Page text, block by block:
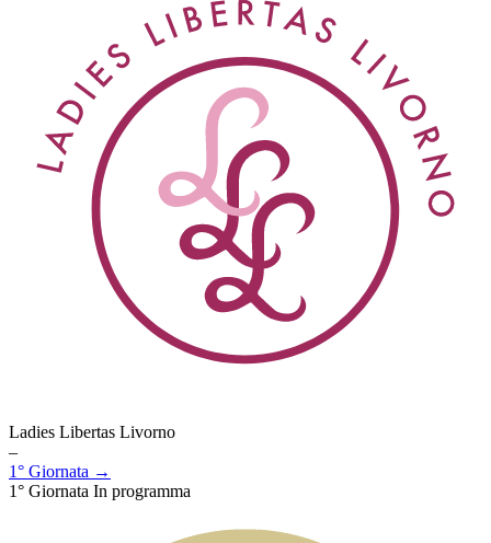
Ladies Libertas Livorno
–
1° Giornata →
1° Giornata In programma